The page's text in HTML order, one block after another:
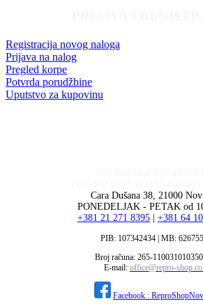
Registracija novog naloga
Prijava na nalog
Pregled korpe
Potvrda porudžbine
Uputstvo za kupovinu
Cara Dušana 38, 21000
PONEDELJAK - PETAK od
+381 21 271 8395
+381 64
PIB: 107342434 | MB:
Broj računa: 265-
E-mail: office@repro-
Facebook :